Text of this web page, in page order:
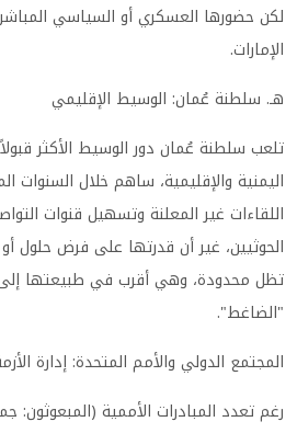
لكن حضورها العسكري أو السياسي المباشر
الإمارات.
هـ. سلطنة عُمان: الوسيط الإقليمي
تلعب سلطنة عُمان دور الوسيط الأكثر
اليمنية والإقليمية، ساهم خلال
اللقاءات غير المعلنة وتسهيل قنوات
الحوثيين، غير أن قدرتها على فرض حلول
تظل محدودة، وهي أقرب في طبيعتها
"الضاغط".
المجتمع الدولي والأمم المتحدة: إدارة
رغم تعدد المبادرات الأممية (المبعوثون: